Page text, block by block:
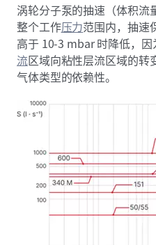
涡轮分子泵的抽速（体积流
整个工作压力范围内，抽速
高于 10-3 mbar 时降低，
流区域向粘性层流区域的转
气体类型的依赖性。